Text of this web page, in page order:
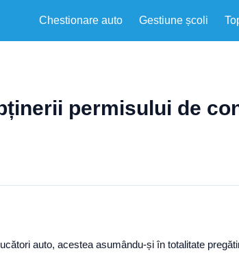
Chestionare auto Gestiune școli
permisului de
auto, acestea asumându-și în totalitate